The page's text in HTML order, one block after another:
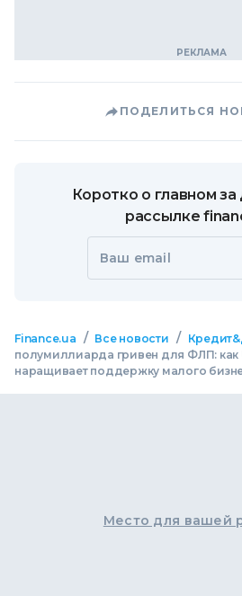
ПОДЕЛИТЬСЯ
Коротко о главном за
рассылке
Ваш email
Finance.ua / Все новости /
полумиллиарда гривен для ФЛП: как
наращивает поддержку малого
Место для вашей